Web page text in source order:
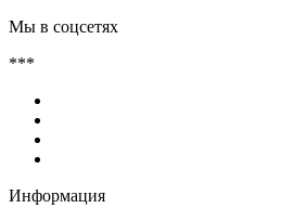
Мы в соцсетях
***
Информация